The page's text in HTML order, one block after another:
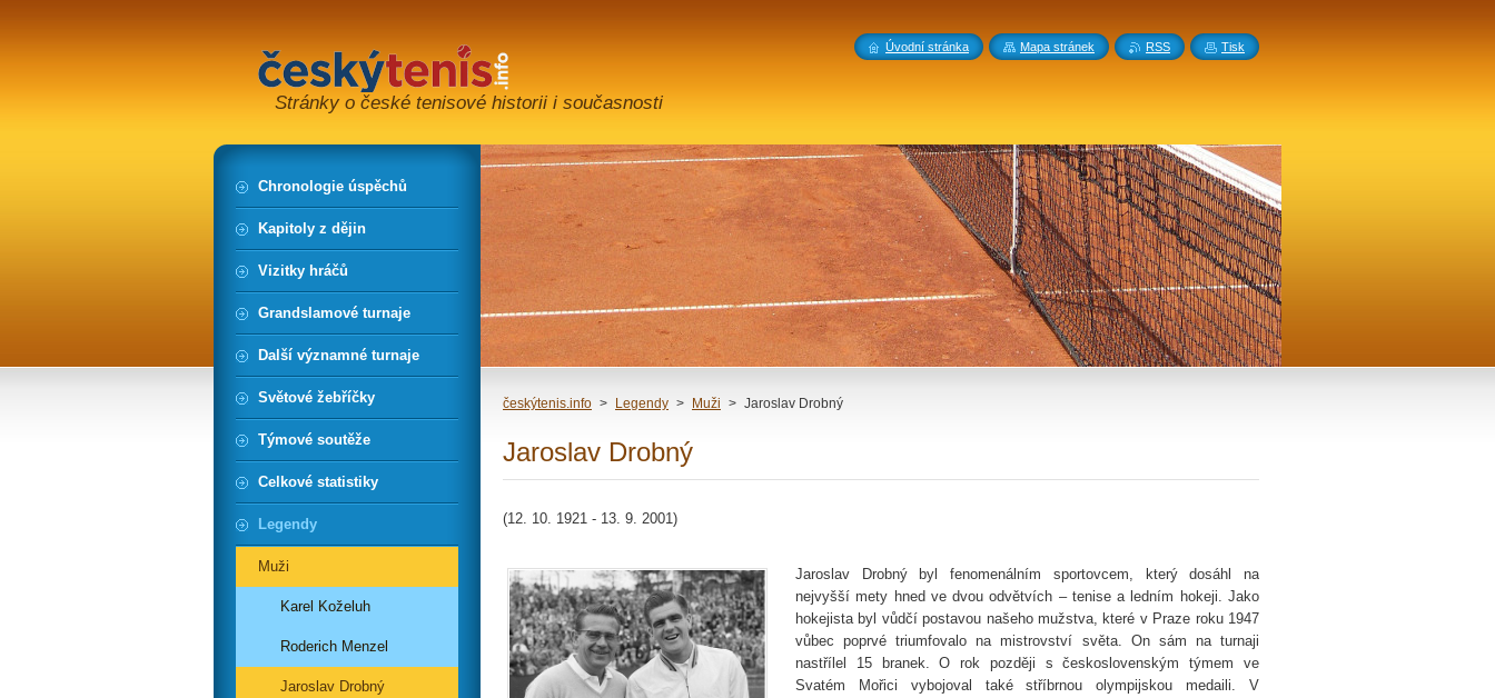
Stránky o české tenisové historii i současnosti
českýtenis.info > Legendy > Muži > Jaroslav Drobný
Jaroslav Drobný
(12. 10. 1921 - 13. 9. 2001)
Jaroslav Drobný byl fenomenálním sportovcem, který dosáhl na
nejvyšší mety hned ve dvou odvětvích – tenise a ledním hokeji. Jako
hokejista byl vůdčí postavou našeho mužstva, které v Praze roku 1947
vůbec poprvé triumfovalo na mistrovství světa. On sám na turnaji
nastřílel 15 branek. O rok později s československým týmem ve
Svatém Mořici vybojoval také stříbrnou olympijskou medaili. V
Chronologie úspěchů
Kapitoly z dějin
Vizitky hráčů
Grandslamové turnaje
Další významné turnaje
Světové žebříčky
Týmové soutěže
Celkové statistiky
Legendy
Muži
Karel Koželuh
Roderich Menzel
Jaroslav Drobný
Úvodní stránka Mapa stránek RSS Tisk